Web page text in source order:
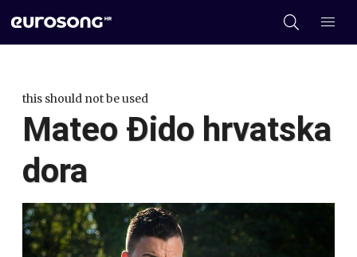
this should not be used
Mateo Đido hrvatska
dora